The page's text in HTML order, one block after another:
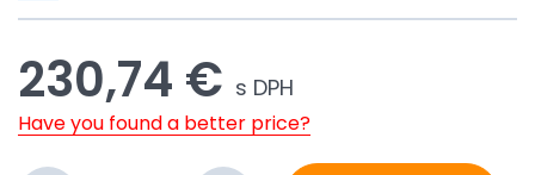
230,74 € s DPH
Have you found a better price?